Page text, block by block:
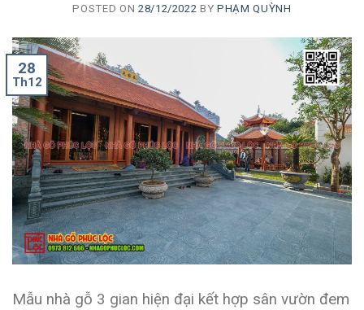
POSTED ON 28/12/2022 BYPHẠM QUỲNH
28
Th12
Mẫu nhà gỗ 3 gian hiện đại kết hợp sân vườn đem